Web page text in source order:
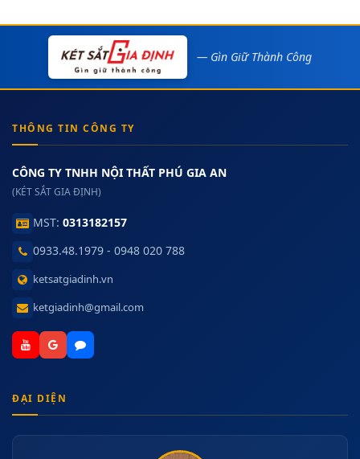
— Gìn Giữ Thành Công
THÔNG TIN CÔNG TY
CÔNG TY TNHH NỘI THẤT PHÚ GIA AN
(KÉT SẮT GIA ĐỊNH)
MST: 0313182157
0933.48.1979 - 0948 020 788
ketsatgiadinh.vn
ketgiadinh@gmail.com
ĐẠI DIỆN